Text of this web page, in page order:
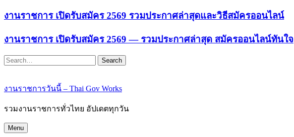
งานราชการ เปิดรับสมัคร 2569 รวมประกาศล่าสุดและวิธีสมัครออนไลน์
งานราชการ เปิดรับสมัคร 2569 — รวมประกาศล่าสุด สมัครออนไลน์ทันใจ
Search
งานราชการวันนี้ – Thai Gov Works
รวมงานราชการทั่วไทย อัปเดตทุกวัน
Menu